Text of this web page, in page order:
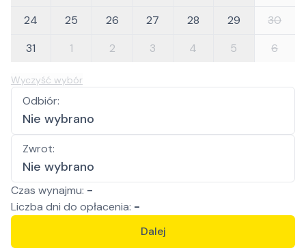
24
25 26 27 28 29
30
31
1 2 3 4 5 6
Wyczyść wybór
Odbiór:
Nie wybrano
Zwrot:
Nie wybrano
Czas wynajmu: -
Liczba dni do opłacenia: -
Dalej